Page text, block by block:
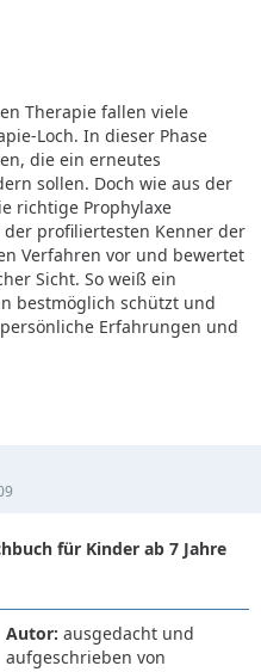
Therapie fallen viele
Loch. In dieser Phase
die ein erneutes
sollen. Doch wie aus der
richtige Prophylaxe
der profiliertesten Kenner der
Verfahren vor und bewertet
Sicht. So weiß ein
bestmöglich schützt und
Erfahrungen und
für Kinder ab 7 Jahre
Autor: ausgedacht und
aufgeschrieben von